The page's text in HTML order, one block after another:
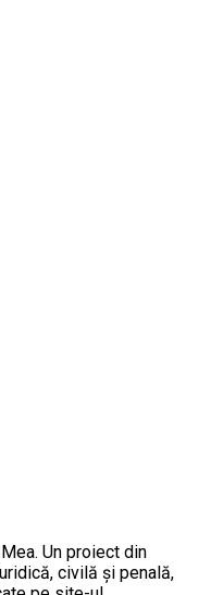
Un proiect din
civilă și penală,